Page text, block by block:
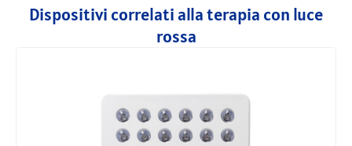
Dispositivi correlati alla terapia con luce
rossa